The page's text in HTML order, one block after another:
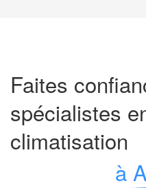
Faites
spécialistes
climatisation
à